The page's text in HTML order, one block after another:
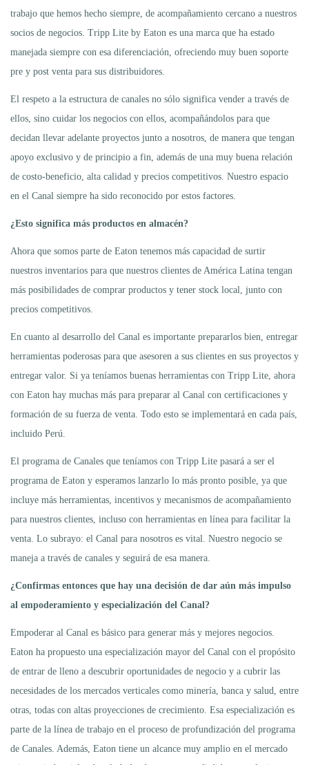
trabajo que hemos hecho siempre, de acompañamiento cercano a nuestros
socios de negocios. Tripp Lite by Eaton es una marca que ha estado
manejada siempre con esa diferenciación, ofreciendo muy buen soporte
pre y post venta para sus distribuidores.
El respeto a la estructura de canales no sólo significa vender a través de
ellos, sino cuidar los negocios con ellos, acompañándolos para que
decidan llevar adelante proyectos junto a nosotros, de manera que tengan
apoyo exclusivo y de principio a fin, además de una muy buena relación
de costo-beneficio, alta calidad y precios competitivos. Nuestro espacio
en el Canal siempre ha sido reconocido por estos factores.
¿Esto significa más productos en almacén?
Ahora que somos parte de Eaton tenemos más capacidad de surtir
nuestros inventarios para que nuestros clientes de América Latina tengan
más posibilidades de comprar productos y tener stock local, junto con
precios competitivos.
En cuanto al desarrollo del Canal es importante prepararlos bien, entregar
herramientas poderosas para que asesoren a sus clientes en sus proyectos y
entregar valor. Si ya teníamos buenas herramientas con Tripp Lite, ahora
con Eaton hay muchas más para preparar al Canal con certificaciones y
formación de su fuerza de venta. Todo esto se implementará en cada país,
incluido Perú.
El programa de Canales que teníamos con Tripp Lite pasará a ser el
programa de Eaton y esperamos lanzarlo lo más pronto posible, ya que
incluye más herramientas, incentivos y mecanismos de acompañamiento
para nuestros clientes, incluso con herramientas en línea para facilitar la
venta. Lo subrayo: el Canal para nosotros es vital. Nuestro negocio se
maneja a través de canales y seguirá de esa manera.
¿Confirmas entonces que hay una decisión de dar aún más impulso
al empoderamiento y especialización del Canal?
Empoderar al Canal es básico para generar más y mejores negocios.
Eaton ha propuesto una especialización mayor del Canal con el propósito
de entrar de lleno a descubrir oportunidades de negocio y a cubrir las
necesidades de los mercados verticales como minería, banca y salud, entre
otras, todas con altas proyecciones de crecimiento. Esa especialización es
parte de la línea de trabajo en el proceso de profundización del programa
de Canales. Además, Eaton tiene un alcance muy amplio en el mercado